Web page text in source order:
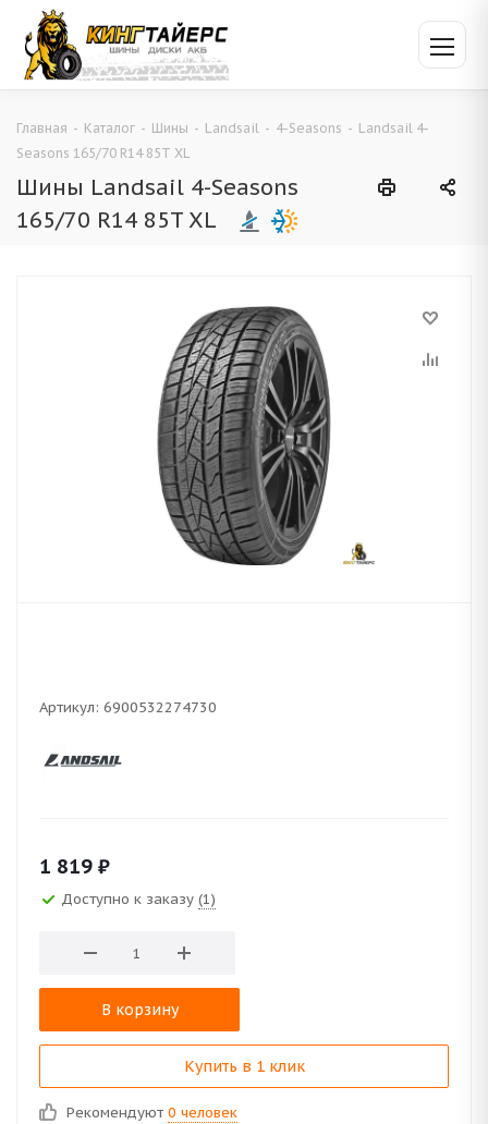
Главная - Каталог - Шины - Landsail - 4-Seasons - Landsail 4-
Seasons 165/70 R14 85T XL
Шины Landsail 4-Seasons
165/70 R14 85T XL
Артикул: 6900532274730
1 819 ₽
Доступно к заказу (1)
В корзину
Купить в 1 клик
Рекомендуют 0 человек